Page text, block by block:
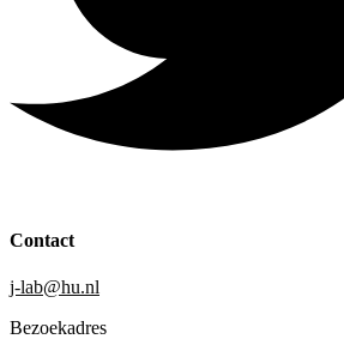
Contact
j-lab@hu.nl
Bezoekadres